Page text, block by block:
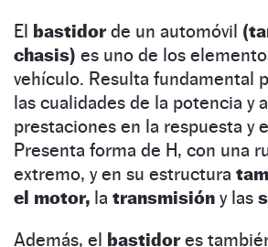
El bastidorde un automóvil
chasis) es uno de los
vehículo. Resulta fundamental
las cualidades de la potencia y
prestaciones en la respuesta y
Presenta forma de H, con una
extremo, y en su estructura
el motor, la transmisión y las
Además, el bastidores